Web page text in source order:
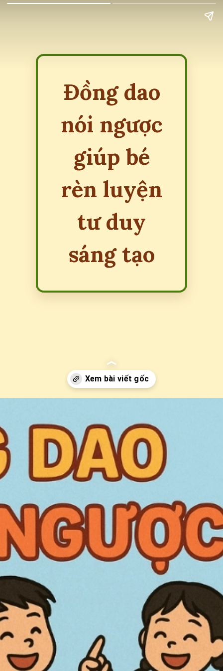
Đồng dao
nói ngược
giúp bé
rèn luyện
tư duy
sáng tạo